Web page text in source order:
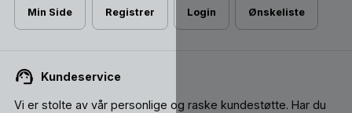
Min Side Registrer Login Ønskeliste
Kundeservice
Vi er stolte av vår personlige og raske kundestøtte. Har du